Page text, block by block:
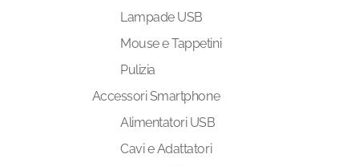
Lampade USB
Mouse e Tappetini
Pulizia
Accessori Smartphone
Alimentatori USB
Cavi e Adattatori